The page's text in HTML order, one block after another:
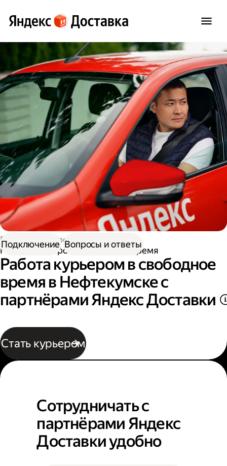
Работа курьером
Работа курьером в свободное время
Работа курьером в свободное
время в Нефтекумске с
партнёрами Яндекс Доставки
Стать курьером
Подключение Вопросы и ответы
Сотрудничать с
партнёрами Яндекс
Доставки удобно